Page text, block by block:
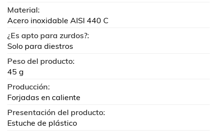
Material:
Acero inoxidable AISI 440 C
¿Es apto para zurdos?:
Solo para diestros
Peso del producto:
45 g
Producción:
Forjadas en caliente
Presentación del producto:
Estuche de plástico